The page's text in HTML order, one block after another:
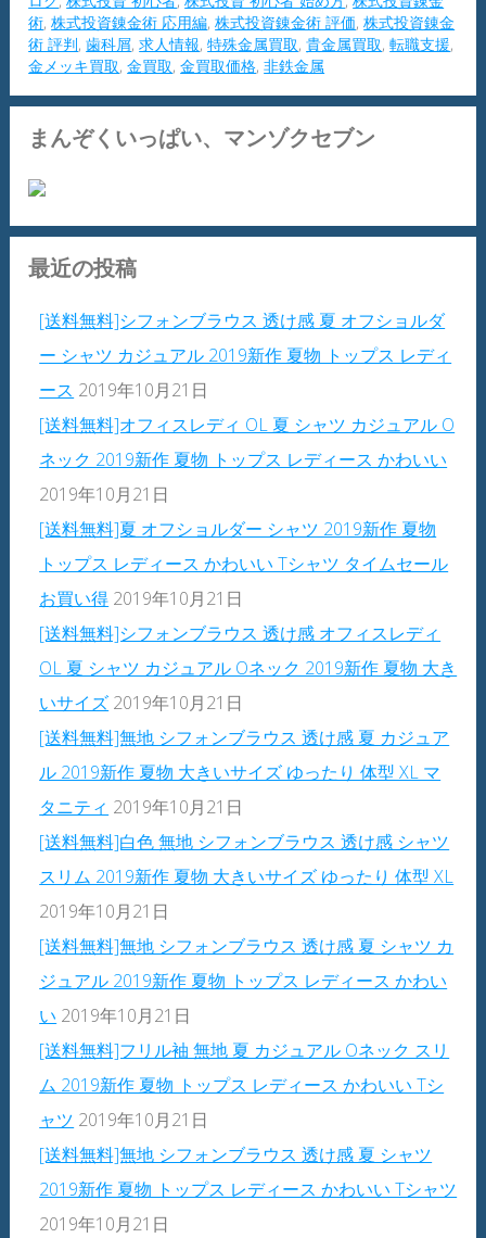
術,株式投資錬金術 応用編,株式投資錬金術 評価,株式投資錬金
術 評判,歯科屑,求人情報,特殊金属買取,貴金属買取,転職支援,
金メッキ買取,金買取,金買取価格,非鉄金属
まんぞくいっぱい、マンゾクセブン
最近の投稿
[送料無料]シフォンブラウス 透け感 夏 オフショルダ
ー シャツ カジュアル 2019新作 夏物 トップス レディ
ース 2019年10月21日
[送料無料]オフィスレディ OL 夏 シャツ カジュアル O
ネック 2019新作 夏物 トップス レディース かわいい
2019年10月21日
[送料無料]夏 オフショルダー シャツ 2019新作 夏物
トップス レディース かわいい Tシャツ タイムセール
お買い得 2019年10月21日
[送料無料]シフォンブラウス 透け感 オフィスレディ
OL 夏 シャツ カジュアル Oネック 2019新作 夏物 大き
いサイズ 2019年10月21日
[送料無料]無地 シフォンブラウス 透け感 夏 カジュア
ル 2019新作 夏物 大きいサイズ ゆったり 体型 XL マ
タニティ 2019年10月21日
[送料無料]白色 無地 シフォンブラウス 透け感 シャツ
スリム 2019新作 夏物 大きいサイズ ゆったり 体型 XL
2019年10月21日
[送料無料]無地 シフォンブラウス 透け感 夏 シャツ カ
ジュアル 2019新作 夏物 トップス レディース かわい
い 2019年10月21日
[送料無料]フリル袖 無地 夏 カジュアル Oネック スリ
ム 2019新作 夏物 トップス レディース かわいい Tシ
ャツ 2019年10月21日
[送料無料]無地 シフォンブラウス 透け感 夏 シャツ
2019新作 夏物 トップス レディース かわいい Tシャツ
2019年10月21日